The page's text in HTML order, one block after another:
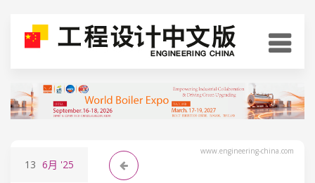
www.engineering-china.com
13 6月 '25